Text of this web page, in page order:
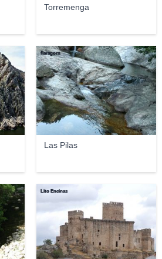
Torremenga
Las Pilas
flaragorn
Lito Encinas